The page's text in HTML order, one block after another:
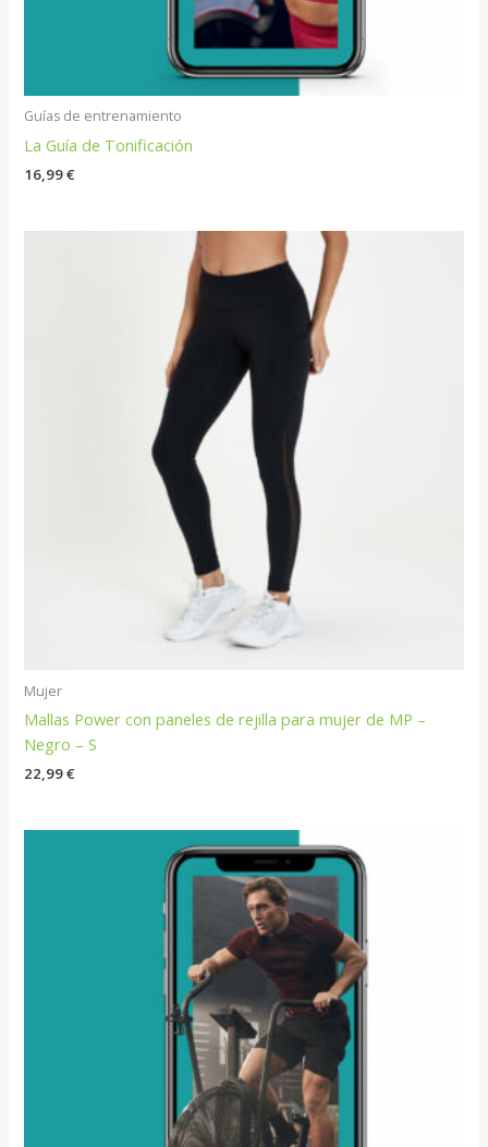
Guías de entrenamiento
La Guía de Tonificación
16,99€
Mujer
Mallas Power con paneles de rejilla para mujer de MP –
Negro – S
22,99€